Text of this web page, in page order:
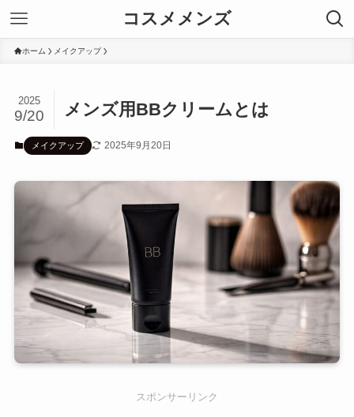
コスメメンズ
ホーム メイクアップ
メンズ用BBクリームとは
2025
9/20
メイクアップ 2025年9月20日
スポンサーリンク